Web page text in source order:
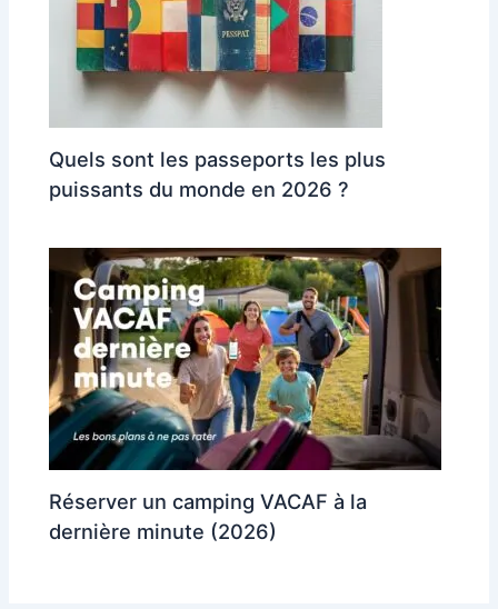
Quels sont les passeports les plus
puissants du monde en 2026 ?
Réserver un camping VACAF à la
dernière minute (2026)